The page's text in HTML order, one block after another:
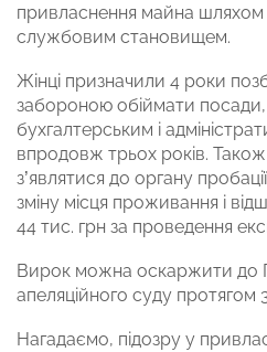
привласнення майна
службовим становищем.
Жінці призначили 4 роки
забороною обіймати посади,
бухгалтерським і
впродовж трьох років.
з’являтися до органу
зміну місця проживання і
44 тис. грн за проведення
Вирок можна оскаржити до
апеляційного суду протягом
Нагадаємо, підозру у